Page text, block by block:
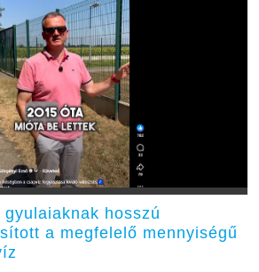
hosszú
a megfelelő mennyiségű